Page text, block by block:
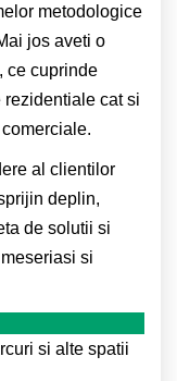
metodologice
jos aveti o
ce cuprinde
rezidentiale cat si
al clientilor
deplin,
de solutii si
si
si alte spatii